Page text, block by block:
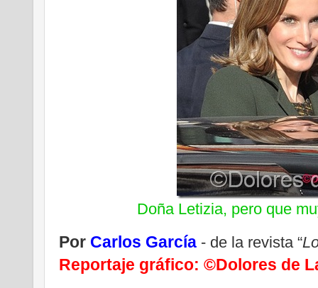
Doña Letizia, pero que
Por Carlos García - de la revista “
Reportaje gráfico: ©Dolores de